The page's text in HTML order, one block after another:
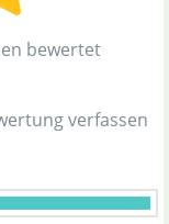
bewertet
verfassen